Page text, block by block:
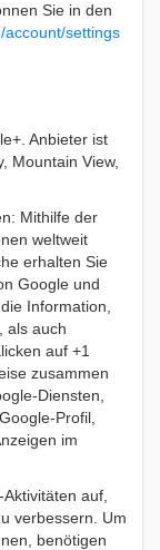
Sie in den
account/settings
Anbieter ist
Mountain View,
Mithilfe der
weltweit
erhalten Sie
Google und
Information,
als auch
auf +1
zusammen
Diensten,
Profil,
im
auf,
verbessern. Um
benötigen